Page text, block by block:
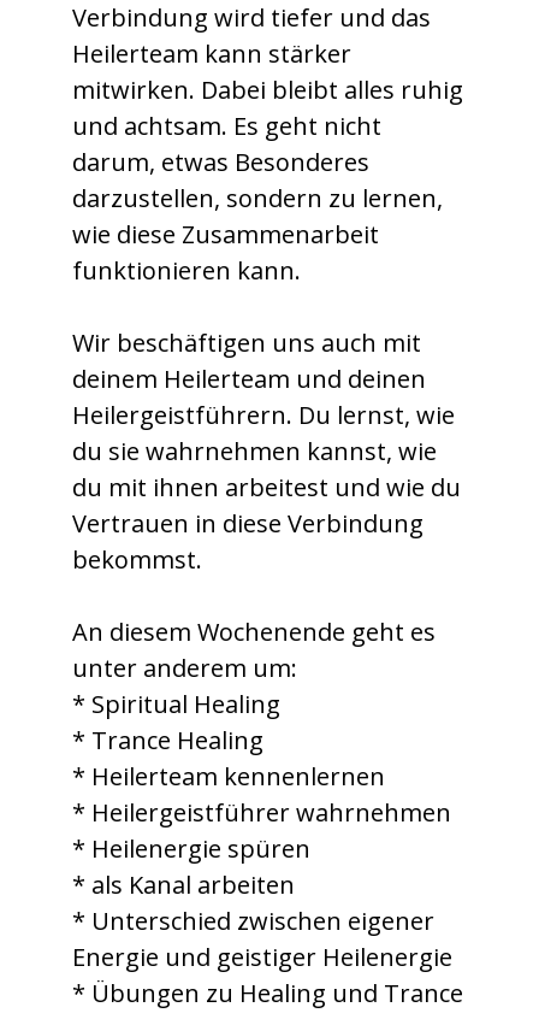
Verbindung wird tiefer und das
Heilerteam kann stärker
mitwirken. Dabei bleibt alles ruhig
und achtsam. Es geht nicht
darum, etwas Besonderes
darzustellen, sondern zu lernen,
wie diese Zusammenarbeit
funktionieren kann.
Wir beschäftigen uns auch mit
deinem Heilerteam und deinen
Heilergeistführern. Du lernst, wie
du sie wahrnehmen kannst, wie
du mit ihnen arbeitest und wie du
Vertrauen in diese Verbindung
bekommst.
An diesem Wochenende geht es
unter anderem um:
* Spiritual Healing
* Trance Healing
* Heilerteam kennenlernen
* Heilergeistführer wahrnehmen
* Heilenergie spüren
* als Kanal arbeiten
* Unterschied zwischen eigener
Energie und geistiger Heilenergie
* Übungen zu Healing und Trance